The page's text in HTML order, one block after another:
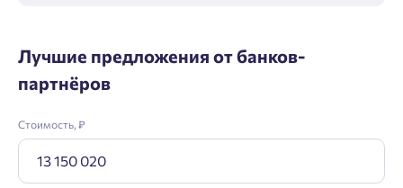
Лучшие предложения от банков-
партнёров
Стоимость, ₽